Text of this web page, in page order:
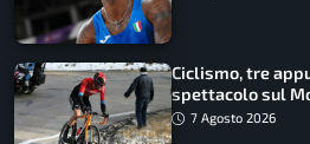
Ciclismo, tre
spettacolo sul
come vederli
7 Agosto 2026